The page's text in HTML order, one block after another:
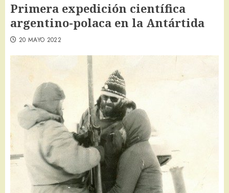
Primera expedición científica
argentino-polaca en la Antártida
20 MAYO 2022